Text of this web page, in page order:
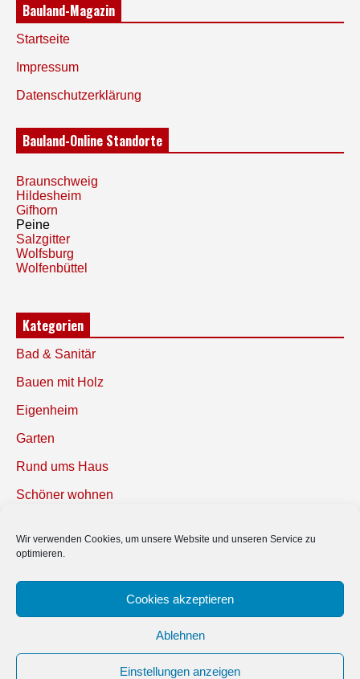
Wir verwenden Cookies, um unsere Website und unseren Service zu
optimieren.
Cookies akzeptieren
Ablehnen
Einstellungen anzeigen
Bauland-Magazin
Startseite
Impressum
Datenschutzerklärung
Bauland-Online Standorte
Braunschweig
Hildesheim
Gifhorn
Peine
Salzgitter
Wolfsburg
Wolfenbüttel
Kategorien
Bad & Sanitär
Bauen mit Holz
Eigenheim
Garten
Rund ums Haus
Schöner wohnen
© 2019 Bauland Magazin Peine, Braunschweig, Gifhorn, Hildesheim &